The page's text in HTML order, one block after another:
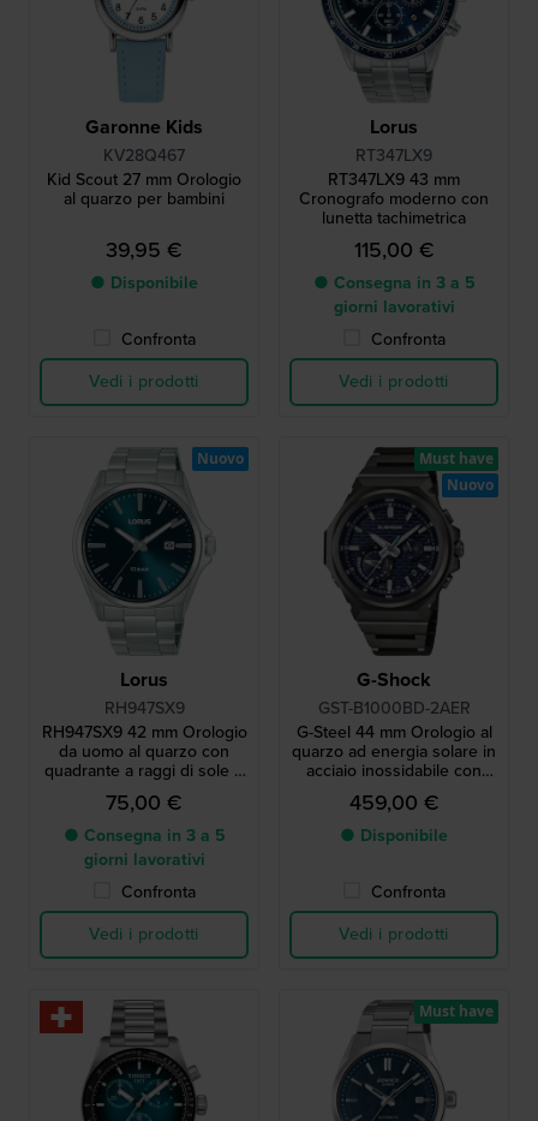
Garonne Kids
KV28Q467
Kid Scout 27 mm Orologio
al quarzo per bambini
39,95 €
● Disponibile
Confronta
Vedi i prodotti
Lorus
RT347LX9
RT347LX9 43 mm
Cronografo moderno con
lunetta tachimetrica
115,00 €
● Consegna in 3 a 5
giorni lavorativi
Confronta
Vedi i prodotti
Lorus
RH947SX9
RH947SX9 42 mm Orologio
da uomo al quarzo con
quadrante a raggi di sole e
datario
75,00 €
● Consegna in 3 a 5
giorni lavorativi
Confronta
Vedi i prodotti
Nuovo
G-Shock
GST-B1000BD-2AER
G-Steel 44 mm Orologio al
quarzo ad energia solare in
acciaio inossidabile con
connessione Bluetooth
459,00 €
● Disponibile
Confronta
Vedi i prodotti
Must have
Nuovo
Must have